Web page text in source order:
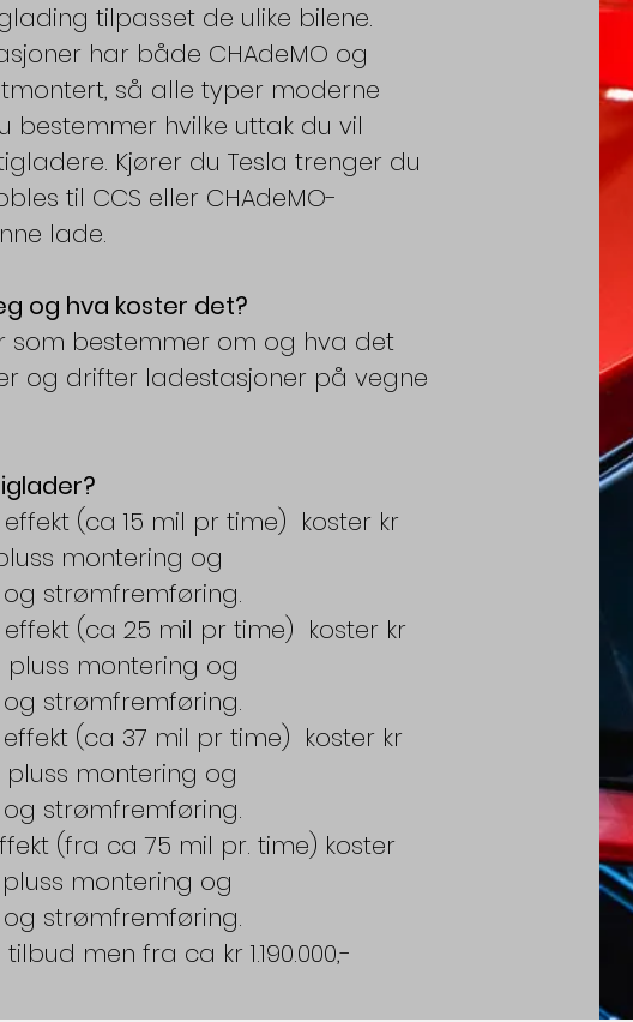
tilpasset de ulike bilene.
har både CHAdeMO og
så alle typer moderne
bestemmer hvilke uttak du vil
Kjører du Tesla trenger du
til CCS eller CHAdeMO-
lade.
og hva koster det?
som bestemmer om og hva det
og drifter ladestasjoner på vegne
(ca 15 mil pr time) koster kr
montering og
strømfremføring.
(ca 25 mil pr time) koster kr
pluss montering og
strømfremføring.
(ca 37 mil pr time) koster kr
montering og
strømfremføring.
(fra ca 75 mil pr. time) koster
montering og
strømfremføring.
men fra ca kr 1.190.000,-